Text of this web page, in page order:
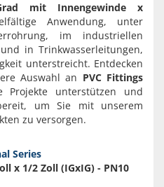
mit Innengewinde x
Anwendung, unter
im industriellen
in Trinkwasserleitungen,
unterstreicht. Entdecken
Auswahl an PVC Fittings
unterstützen und
um Sie mit unserem
zu versorgen.
Series
x 1/2 Zoll (IGxIG) - PN10